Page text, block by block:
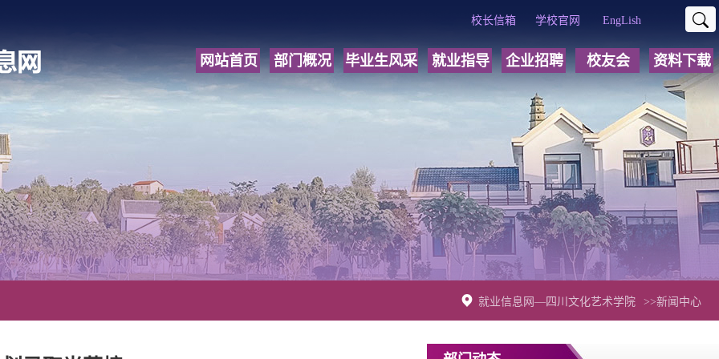
就业信息网—四川文化艺术学院 >>新闻中心
网站首页 部门概况 毕业生风采 就业指导 企业招聘 校友会 资料下载
校长信箱 学校官网 EngLish